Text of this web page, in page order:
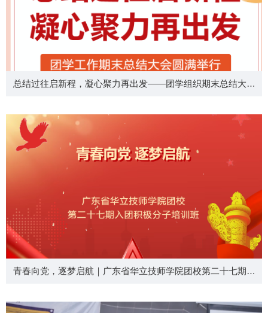
总结过往启新程，凝心聚力再出发——团学组织期末总结大会
青春向党，逐梦启航｜广东省华立技师学院团校第二十七期入